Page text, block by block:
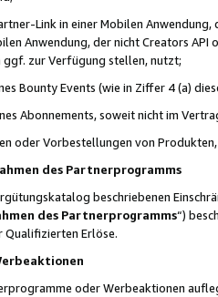
Link in einer Mobilen
Anwendung, der nicht Creators
zur Verfügung stellen, nutzt;
Bounty Events (wie in Ziffer 4 (a)
Abonnements, soweit nicht im
oder Vorbestellungen von
des Partnerprogramms
beschriebenen
des Partnerprogramms“)
Qualifizierten Erlöse.
oder Werbeaktionen